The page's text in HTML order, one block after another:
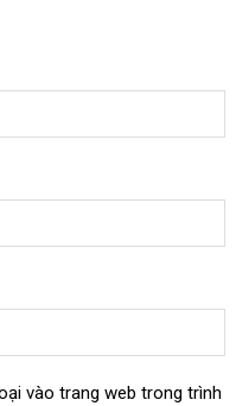
vào trang web trong trình